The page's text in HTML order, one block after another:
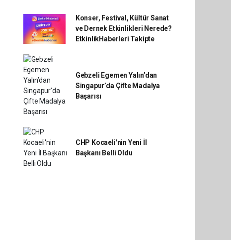
Konser, Festival, Kültür Sanat
ve Dernek Etkinlikleri Nerede?
EtkinlikHaberleri Takipte
Gebzeli Egemen Yalın’dan
Singapur’da Çifte Madalya
Başarısı
CHP Kocaeli'nin Yeni İl
Başkanı Belli Oldu